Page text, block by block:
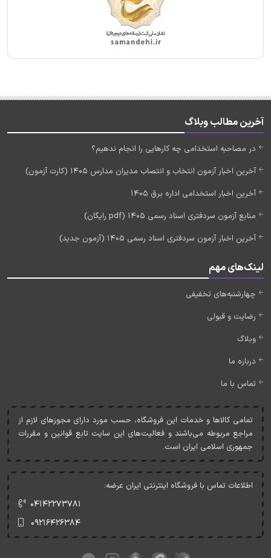
آخرین مطالب وبلاگ
در مصاحبه استخدامی چه کارهایی را انجام ندهیم؟
آخرین اخبار آزمون انتخاب و انتصاب مدیران مدارس 1405 (کارت آزمون)
آخرین اخبار استخدامی اداره برق 1405
منابع آزمون سردفتری اسناد رسمی 1405 (pdf رایگان)
آخرین اخبار آزمون سردفتری اسناد رسمی 1405 (آزمون جدید)
لینک‌های مهم
چهارشنبه‌های تخفیفی
رضایت و قبولی
وبلاگ
درباره ما
تماس با ما
تمامی کالاها و خدمات اين فروشگاه، حسب مورد دارای مجوزهای لازم از
مراجع مربوطه می‌باشند و فعاليت‌های اين سايت تابع قوانين و مقررات
جمهوری اسلامی ايران است.
اطلاعات تماس با فروشگاه اینترنتی ایران عرضه:
۰۴۱۴۲۲۷۳۷۸۱
۰۹۲۱۶۴۲۶۳۸۴